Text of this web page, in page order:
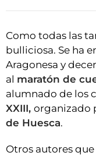
Como todas las
bulliciosa. Se ha
Aragonesa y
al maratón de
alumnado de los
XXIII, organizado
de Huesca.
Otros autores